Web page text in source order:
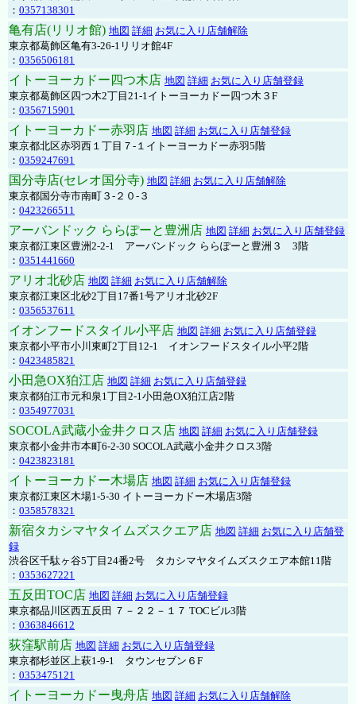
： 0357138301
亀有店(リリオ館) 地図 詳細 お気に入り店舗解除
東京都葛飾区亀有3-26-1リリオ館4F
： 0356506181
イトーヨーカドー四つ木店 地図 詳細 お気に入り店舗登録
東京都葛飾区四つ木2丁目21-1イトーヨーカドー四つ木３F
： 0356715901
イトーヨーカドー赤羽店 地図 詳細 お気に入り店舗登録
東京都北区赤羽西１丁目７-１イトーヨーカドー赤羽5階
： 0359247691
国分寺店(セレオ国分寺) 地図 詳細 お気に入り店舗解除
東京都国分寺市南町３-２０-３
： 0423266511
アーバンドック ららぽーと豊洲店 地図 詳細 お気に入り店舗登録
東京都江東区豊洲2-2-1 アーバンドック ららぽーと豊洲３ 3階
： 0351441660
アリオ北砂店 地図 詳細 お気に入り店舗解除
東京都江東区北砂2丁目17番1号アリオ北砂2F
： 0356537611
イオンフードスタイル小平店 地図 詳細 お気に入り店舗登録
東京都小平市小川東町2丁目12-1 イオンフードスタイル小平2階
： 0423485821
小田急OX狛江店 地図 詳細 お気に入り店舗登録
東京都狛江市元和泉1丁目2-1小田急OX狛江店2階
： 0354977031
SOCOLA武蔵小金井クロス店 地図 詳細 お気に入り店舗登録
東京都小金井市本町6-2-30 SOCOLA武蔵小金井クロス3階
： 0423823181
イトーヨーカドー木場店 地図 詳細 お気に入り店舗登録
東京都江東区木場1-5-30 イトーヨーカドー木場店3階
： 0358578321
新宿タカシマヤタイムズスクエア店 地図 詳細 お気に入り店舗登
録
渋谷区千駄ヶ谷5丁目24番2号 タカシマヤタイムズスクエア本館11階
： 0353627221
五反田TOC店 地図 詳細 お気に入り店舗登録
東京都品川区西五反田 ７－２２－１７ TOCビル3階
： 0363846612
荻窪駅前店 地図 詳細 お気に入り店舗登録
東京都杉並区上萩1-9-1 タウンセブン６F
： 0353475121
イトーヨーカドー曳舟店 地図 詳細 お気に入り店舗解除